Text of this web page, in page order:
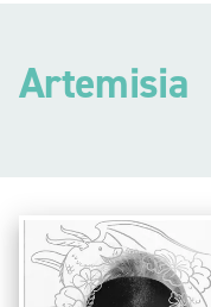
Artemisia